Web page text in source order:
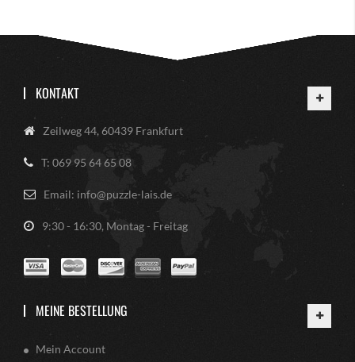
KONTAKT
Zeilweg 44, 60439 Frankfurt
T: 069 95 64 65 08
Email: info@puzzle-lais.de
9:30 - 16:30, Montag - Freitag
MEINE BESTELLUNG
Mein Account